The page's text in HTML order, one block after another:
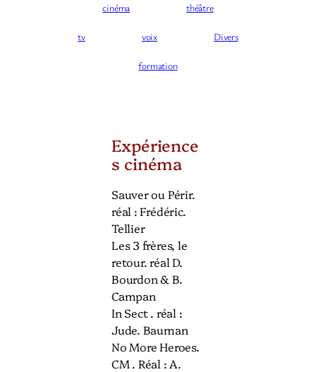
cinéma théâtre
tv voix Divers
formation
Expérience
s cinéma
Sauver ou Périr.
réal : Frédéric.
Tellier
Les 3 frères, le
retour. réal D.
Bourdon & B.
Campan
In Sect . réal :
Jude. Bauman
No More Heroes.
CM . Réal : A.